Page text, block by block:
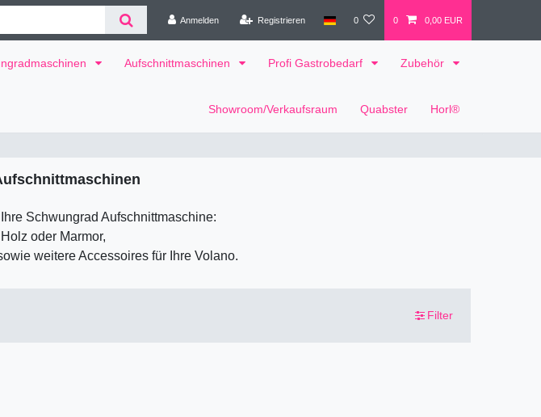
Anmelden Registrieren 0 0 0,00 EUR
Aufschnittmaschinen Profi Gastrobedarf Zubehör
Showroom/Verkaufsraum Quabster Horl®
Schwungrad Aufschnittmaschine:
oder Marmor,
weitere Accessoires für Ihre Volano.
Filter